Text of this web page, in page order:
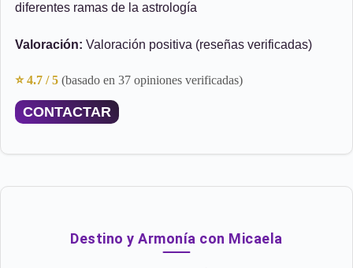
diferentes ramas de la astrología
Valoración: Valoración positiva (reseñas verificadas)
⭐ 4.7 / 5 (basado en 37 opiniones verificadas)
CONTACTAR
Destino y Armonía con Micaela